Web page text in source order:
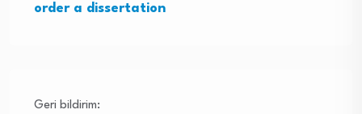
order a dissertation
Geri bildirim: